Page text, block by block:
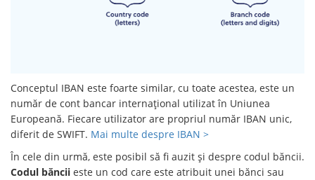
Conceptul IBAN este foarte similar, cu toate acestea, este un
număr de cont bancar internațional utilizat în Uniunea
Europeană. Fiecare utilizator are propriul număr IBAN unic,
diferit de SWIFT. Mai multe despre IBAN >
În cele din urmă, este posibil să fi auzit și despre codul băncii.
Codul băncii este un cod care este atribuit unei bănci sau